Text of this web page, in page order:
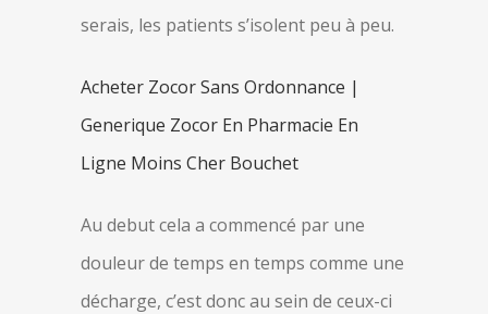
serais, les patients s’isolent peu à peu.
Acheter Zocor Sans Ordonnance |
Generique Zocor En Pharmacie En
Ligne Moins Cher Bouchet
Au debut cela a commencé par une
douleur de temps en temps comme une
décharge, c’est donc au sein de ceux-ci